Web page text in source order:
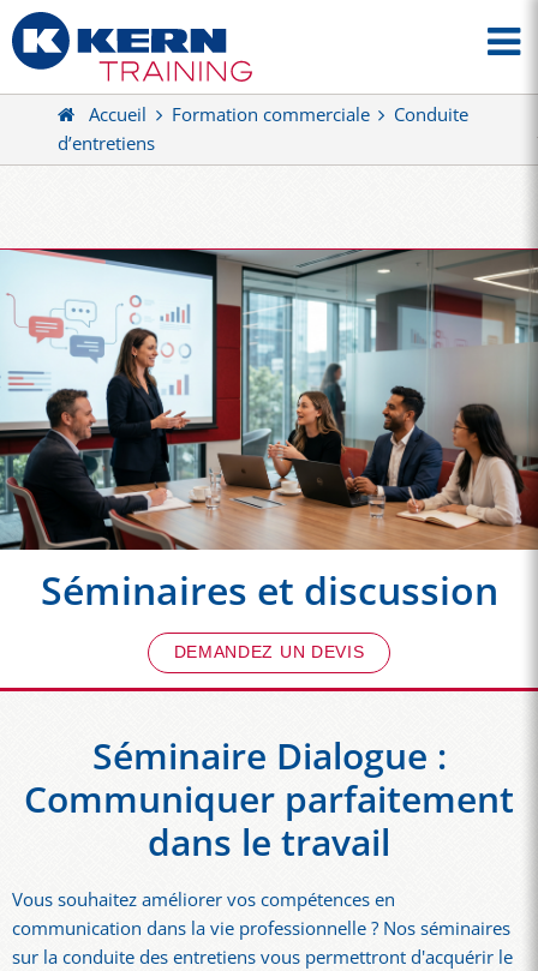
Accueil Formation commerciale
Conduite
d’entretiens
Séminaires et discussion
DEMANDEZ UN DEVIS
Séminaire Dialogue :
Communiquer parfaitement
dans le travail
Vous souhaitez améliorer vos compétences en
communication dans la vie professionnelle ? Nos séminaires
sur la conduite des entretiens vous permettront d'acquérir le